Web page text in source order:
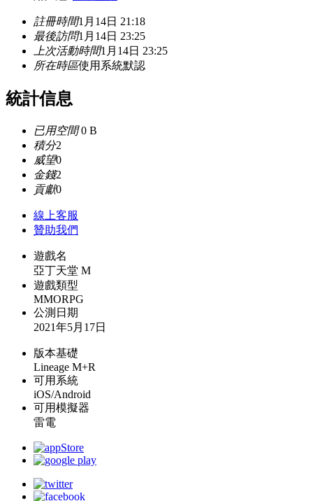
註冊時間1月14日 21:18
最後訪問1月14日 23:25
上次活動時間1月14日 23:25
所在時區使用系統默認
統計信息
已用空間0 B
積分2
威望0
金錢2
貢獻0
線上客服
贊助我們
遊戲名
亞丁天堂 M
遊戲類型
MMORPG
公測日期
2021年5月17日
版本基礎
Lineage M+R
可用系統
iOS/Android
可用模擬器
雷電